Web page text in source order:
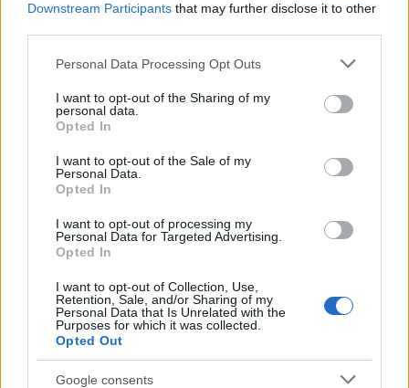
Downstream Participants that may further disclose it to other
Please note that this website/app uses one or more Google
not limited to your visit or usage behaviour. You may click to
grant or deny consent to Google and its third-party tags to
use your data for below specified purposes in below Google
consent section.
Personal Data Processing Opt Outs
I want to opt-out of the Sharing of my
personal data.
Opted In
I want to opt-out of the Sale of my
Personal Data.
Opted In
I want to opt-out of processing my
Personal Data for Targeted Advertising.
Opted In
I want to opt-out of Collection, Use,
Retention, Sale, and/or Sharing of my
Personal Data that Is Unrelated with the
Purposes for which it was collected.
Opted Out
Google consents
Ci sono diverse vie per denunciare un abuso
domestico sui minori. Da molti anni esiste il
Telefono azzurro, al numero1.96.96
servizio chat presente nel sito
www.azzurro.it
, cliccando su ch@tta con
Telefono Azzurro. Inoltre esiste anche il
servizio114 Emergenza infanzia
. Altre vie
sono quelle di rivolgersi alle
dell’ordine
Altri strumenti per uscire dalla spirale di
violenza sono i consultori ASL e i servizi
Vuoi rimuovere le pubblicità nazionali?
Puoi abbonarti a